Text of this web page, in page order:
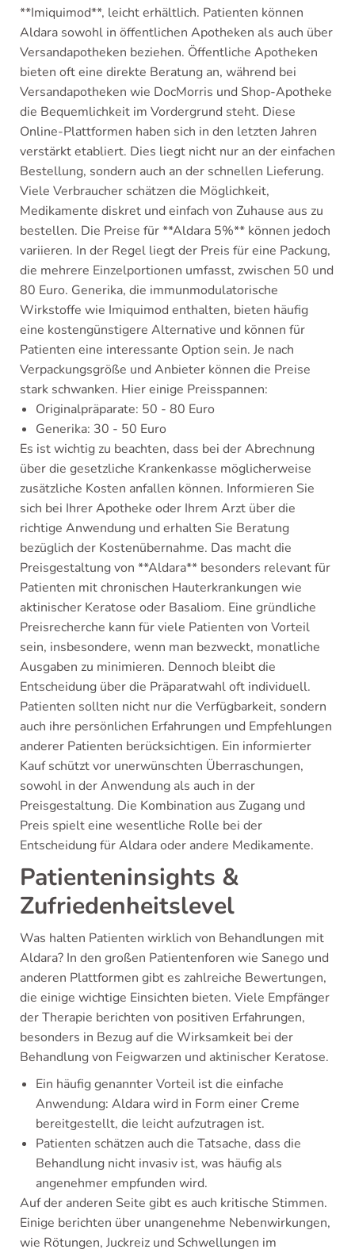
**Imiquimod**, leicht erhältlich. Patienten können
Aldara sowohl in öffentlichen Apotheken als auch über
Versandapotheken beziehen. Öffentliche Apotheken
bieten oft eine direkte Beratung an, während bei
Versandapotheken wie DocMorris und Shop-Apotheke
die Bequemlichkeit im Vordergrund steht. Diese
Online-Plattformen haben sich in den letzten Jahren
verstärkt etabliert. Dies liegt nicht nur an der einfachen
Bestellung, sondern auch an der schnellen Lieferung.
Viele Verbraucher schätzen die Möglichkeit,
Medikamente diskret und einfach von Zuhause aus zu
bestellen. Die Preise für **Aldara 5%** können jedoch
variieren. In der Regel liegt der Preis für eine Packung,
die mehrere Einzelportionen umfasst, zwischen 50 und
80 Euro. Generika, die immunmodulatorische
Wirkstoffe wie Imiquimod enthalten, bieten häufig
eine kostengünstigere Alternative und können für
Patienten eine interessante Option sein. Je nach
Verpackungsgröße und Anbieter können die Preise
stark schwanken. Hier einige Preisspannen:
Originalpräparate: 50 - 80 Euro
Generika: 30 - 50 Euro
Es ist wichtig zu beachten, dass bei der Abrechnung
über die gesetzliche Krankenkasse möglicherweise
zusätzliche Kosten anfallen können. Informieren Sie
sich bei Ihrer Apotheke oder Ihrem Arzt über die
richtige Anwendung und erhalten Sie Beratung
bezüglich der Kostenübernahme. Das macht die
Preisgestaltung von **Aldara** besonders relevant für
Patienten mit chronischen Hauterkrankungen wie
aktinischer Keratose oder Basaliom. Eine gründliche
Preisrecherche kann für viele Patienten von Vorteil
sein, insbesondere, wenn man bezweckt, monatliche
Ausgaben zu minimieren. Dennoch bleibt die
Entscheidung über die Präparatwahl oft individuell.
Patienten sollten nicht nur die Verfügbarkeit, sondern
auch ihre persönlichen Erfahrungen und Empfehlungen
anderer Patienten berücksichtigen. Ein informierter
Kauf schützt vor unerwünschten Überraschungen,
sowohl in der Anwendung als auch in der
Preisgestaltung. Die Kombination aus Zugang und
Preis spielt eine wesentliche Rolle bei der
Entscheidung für Aldara oder andere Medikamente.
Patienteninsights &
Zufriedenheitslevel
Was halten Patienten wirklich von Behandlungen mit
Aldara? In den großen Patientenforen wie Sanego und
anderen Plattformen gibt es zahlreiche Bewertungen,
die einige wichtige Einsichten bieten. Viele Empfänger
der Therapie berichten von positiven Erfahrungen,
besonders in Bezug auf die Wirksamkeit bei der
Behandlung von Feigwarzen und aktinischer Keratose.
Ein häufig genannter Vorteil ist die einfache
Anwendung: Aldara wird in Form einer Creme
bereitgestellt, die leicht aufzutragen ist.
Patienten schätzen auch die Tatsache, dass die
Behandlung nicht invasiv ist, was häufig als
angenehmer empfunden wird.
Auf der anderen Seite gibt es auch kritische Stimmen.
Einige berichten über unangenehme Nebenwirkungen,
wie Rötungen, Juckreiz und Schwellungen im